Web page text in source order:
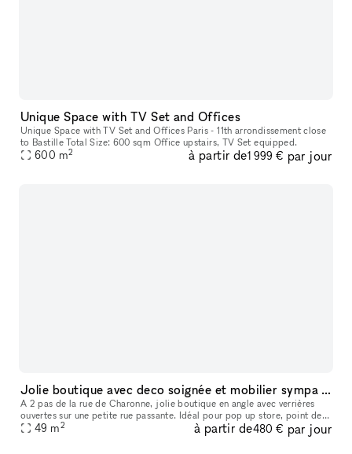
Unique Space with TV Set and Offices
Unique Space with TV Set and Offices Paris - 11th arrondissement close
to Bastille Total Size: 600 sqm Office upstairs, TV Set equipped.
600 m2 à partir de1 999 € par jour
Jolie boutique avec deco soignée et mobilier sympa a louer
A 2 pas de la rue de Charonne, jolie boutique en angle avec verrières
ouvertes sur une petite rue passante. Idéal pour pop up store, point de
vente, expo, ou ateliers. Deco soignée avec mobilier v
49 m2 à partir de480 € par jour